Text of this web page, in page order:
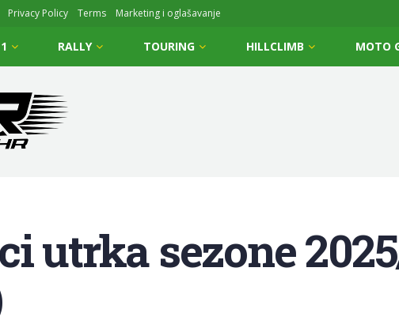
Privacy Policy Terms Marketing i oglašavanje
RALLY TOURING HILLCLIMB MOTO
utrka sezone